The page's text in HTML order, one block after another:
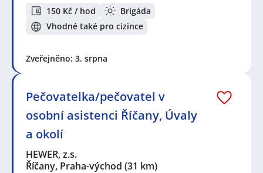
150 Kč / hod
Brigáda
Vhodné také pro cizince
Zveřejněno: 3. srpna
Pečovatelka/pečovatel v
osobní asistenci Říčany, Úvaly
a okolí
HEWER, z.s.
Říčany, Praha-východ (31 km)